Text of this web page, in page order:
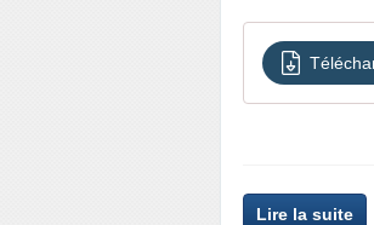
Lire la suite